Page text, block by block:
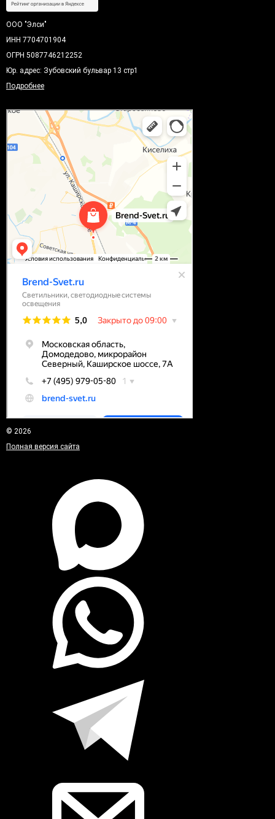
ООО "Элси"
ИНН 7704701904
ОГРН 5087746212252
Юр. адрес: Зубовский бульвар 13 стр1
Подробнее
© 2026
Полная версия сайта